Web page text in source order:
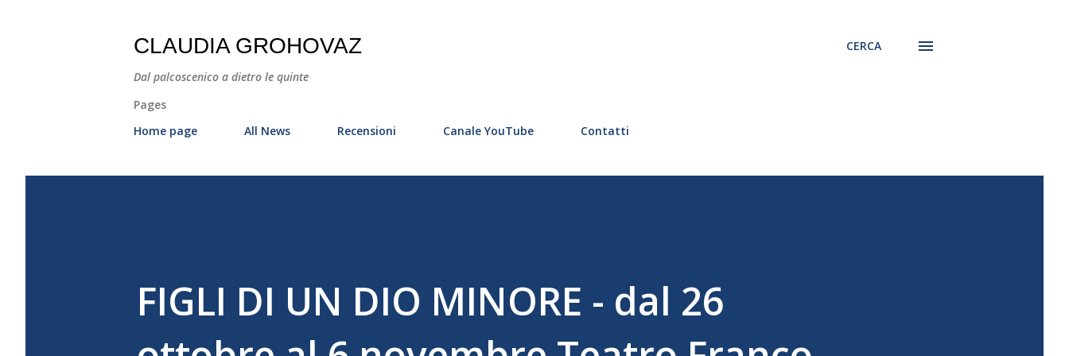
CLAUDIA GROHOVAZ
Dal palcoscenico a dietro le quinte
CERCA
Pages
Home page
All News Recensioni Canale YouTube Contatti
FIGLI DI UN DIO MINORE - dal 26